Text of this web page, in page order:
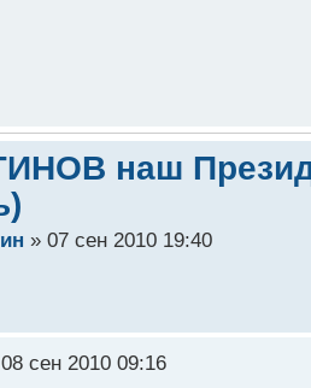
наш
» 07 сен 2010 19:40
сен 2010 09:16